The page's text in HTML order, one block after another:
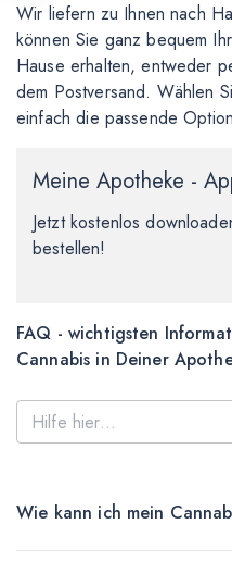
Wir liefern zu Ihnen nach
können Sie ganz bequem
Hause erhalten, entweder
dem Postversand. Wählen
einfach die passende
Meine Apotheke -
Jetzt kostenlos
bestellen!
FAQ - wichtigsten
Cannabis in Deiner
Wie kann ich mein